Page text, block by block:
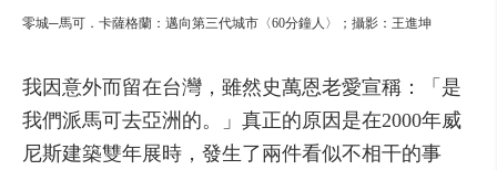
零城─馬可．卡薩格蘭：邁向第三代城市〈60分鐘人〉；攝影：王進坤
我因意外而留在台灣，雖然史萬恩老愛宣稱：「是
我們派馬可去亞洲的。」真正的原因是在2000年威
尼斯建築雙年展時，發生了兩件看似不相干的事